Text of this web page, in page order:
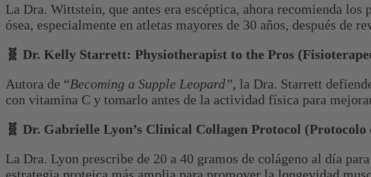
La Dra. Wittstein, que antes era escéptica, ahora recomienda
ósea, especialmente en atletas mayores de 30 años, después de
🧬 Dr. Kelly Starrett: Physiotherapist to the Pros
Autora de “Becoming a Supple Leopard”, la Dra. Starrett
con vitamina C y tomarlo antes de la actividad física para
🧬 Dr. Gabrielle Lyon’s Clinical Collagen Protocol (Protocolo
La Dra. Lyon prescribe de 20 a 40 gramos de colágeno al día